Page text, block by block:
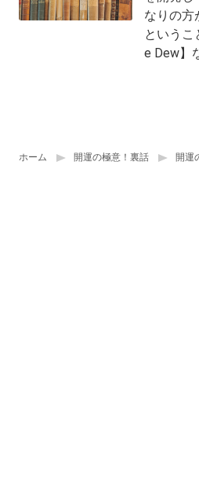
ホーム 開運の極意！裏話 開運
なりの方
という
e Dew】